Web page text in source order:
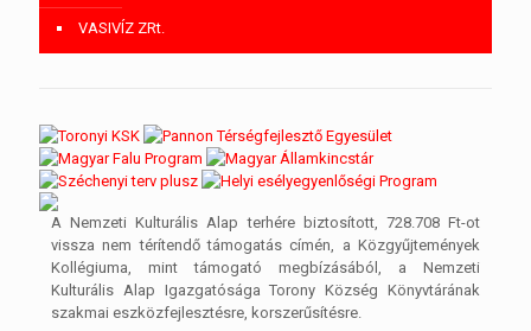
VASIVÍZ ZRt.
A Nemzeti Kulturális Alap terhére biztosított, 728.708 Ft-ot
vissza nem térítendő támogatás címén, a Közgyűjtemények
Kollégiuma, mint támogató megbízásából, a Nemzeti
Kulturális Alap Igazgatósága Torony Község Könyvtárának
szakmai eszközfejlesztésre, korszerűsítésre.